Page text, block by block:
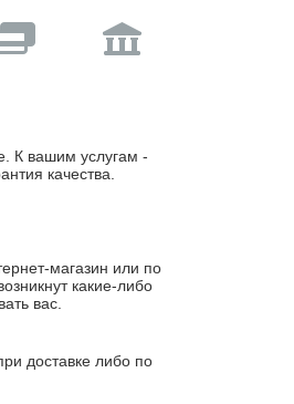
К вашим услугам -
качества.
магазин или по
какие-либо
вас.
доставке либо по